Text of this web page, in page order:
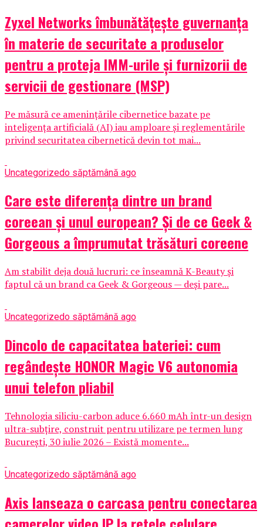
Zyxel Networks îmbunătățește guvernanța
în materie de securitate a produselor
pentru a proteja IMM-urile și furnizorii de
servicii de gestionare (MSP)
Pe măsură ce amenințările cibernetice bazate pe
inteligența artificială (AI) iau amploare și reglementările
privind securitatea cibernetică devin tot mai...
Uncategorizedo săptămână ago
Care este diferența dintre un brand
coreean și unul european? Și de ce Geek &
Gorgeous a împrumutat trăsături coreene
Am stabilit deja două lucruri: ce înseamnă K-Beauty și
faptul că un brand ca Geek & Gorgeous — deși pare...
Uncategorizedo săptămână ago
Dincolo de capacitatea bateriei: cum
regândește HONOR Magic V6 autonomia
unui telefon pliabil
Tehnologia siliciu-carbon aduce 6.660 mAh într-un design
ultra-subțire, construit pentru utilizare pe termen lung
București, 30 iulie 2026 – Există momente...
Uncategorizedo săptămână ago
Axis lanseaza o carcasa pentru conectarea